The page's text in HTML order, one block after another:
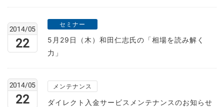
2014/05
22
セミナー
5月29日（木）和田仁志氏の「相場を読み解く
力」
2014/05
22
メンテナンス
ダイレクト入金サービスメンテナンスのお知らせ